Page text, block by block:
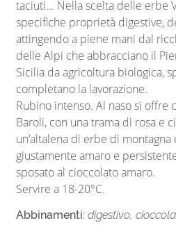
taciuti... Nella scelta delle erbe
specifiche proprietà digestive,
attingendo a piene mani dal
delle Alpi che abbracciano il
Sicilia da agricoltura biologica,
completano la lavorazione.
Rubino intenso. Al naso si offre
Baroli, con una trama di rosa e
un’altalena di erbe di
giustamente amaro e
sposato al cioccolato amaro.
Servire a 18-20°C.
Abbinamenti: digestivo,